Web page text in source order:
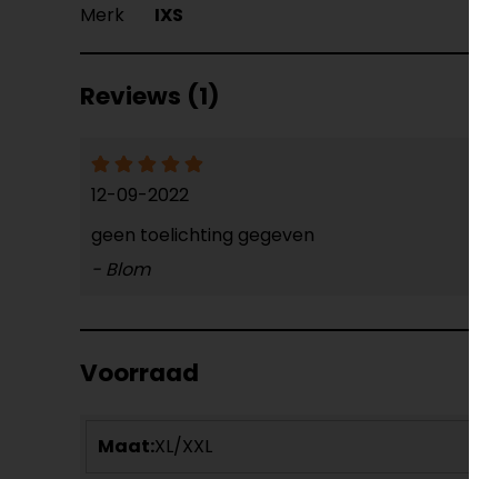
Merk
IXS
Reviews (1)
12-09-2022
geen toelichting gegeven
- Blom
Voorraad
Maat:XL/XXL